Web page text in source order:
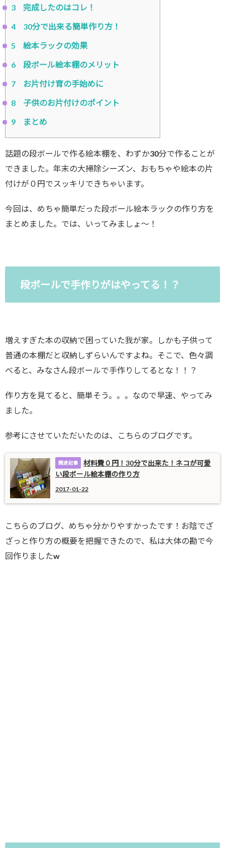
3
完成したのはコレ！
4
30分で出来る簡単作り方！
5
絵本ラックの効果
6
段ボール絵本棚のメリット
7
お片付け育の手始めに
8
子供のお片付けのポイント
9
まとめ
話題の段ボールで作る絵本棚を、わずか30分で作ることが
できました。年末の大掃除シーズン、おもちゃや絵本の片
付けが０円でスッキリできちゃいます。
今回は、めちゃ簡単だった段ボール絵本ラックの作り方を
まとめました。では、いってみましょ〜！
段ボールで手作りがはやってる！？
増えすぎた本の収納で困っていた我が家。しかも子供って
普通の本棚だと収納しずらいんですよね。そこで、色々調
べると、みなさん段ボールで手作りしてるとな！！？
作り方を見てると、簡単そう。。。なので早速、やってみ
ました。
参考にさせていただいたのは、こちらのブログです。
材料費０円！30分で出来た！ネコが可愛
い段ボール絵本棚の作り方
2017-01-22
こちらのブログ、めちゃ分かりやすかったです！お陰でざ
ざっと作り方の概要を把握できたので、私は大体の勘で今
回作りましたw